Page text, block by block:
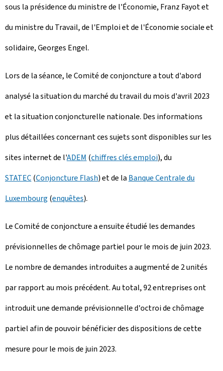
e
l
e
sous la présidence du ministre de l'Économie, Franz Fayot et
du ministre du Travail, de l'Emploi et de l'Économie sociale et
solidaire, Georges Engel.
Lors de la séance, le Comité de conjoncture a tout d'abord
analysé la situation du marché du travail du mois d'avril 2023
et la situation conjoncturelle nationale. Des informations
plus détaillées concernant ces sujets sont disponibles sur les
sites internet de l'ADEM (chiffres clés emploi), du
STATEC(Conjoncture Flash) et de la Banque Centrale du
Luxembourg (enquêtes).
Le Comité de conjoncture a ensuite étudié les demandes
prévisionnelles de chômage partiel pour le mois de juin 2023.
Le nombre de demandes introduites a augmenté de 2 unités
par rapport au mois précédent. Au total, 92 entreprises ont
introduit une demande prévisionnelle d'octroi de chômage
partiel afin de pouvoir bénéficier des dispositions de cette
mesure pour le mois de juin 2023.